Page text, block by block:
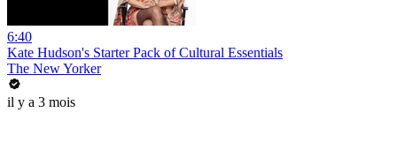
6:40
Kate Hudson's Starter Pack of Cultural Essentials
The New Yorker
il y a 3 mois